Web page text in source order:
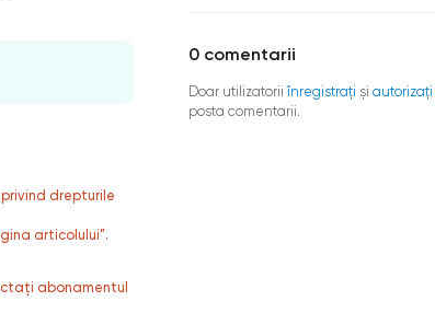
privind drepturile
articolului”.
abonamentul
0 comentarii
Doar utilizatorii înregistraţi şi autorizați
posta comentarii.